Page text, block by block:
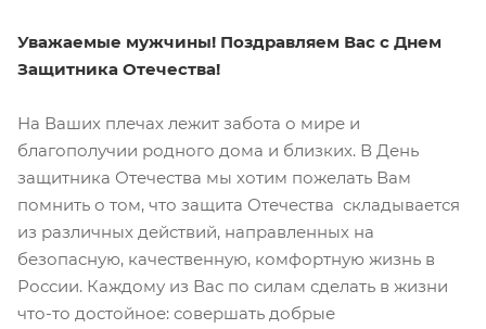
Уважаемые мужчины! Поздравляем Вас с Днем
Защитника Отечества!
На Ваших плечах лежит забота о мире и
благополучии родного дома и близких. В День
защитника Отечества мы хотим пожелать Вам
помнить о том, что защита Отечества складывается
из различных действий, направленных на
безопасную, качественную, комфортную жизнь в
России. Каждому из Вас по силам сделать в жизни
что-то достойное: совершать добрые